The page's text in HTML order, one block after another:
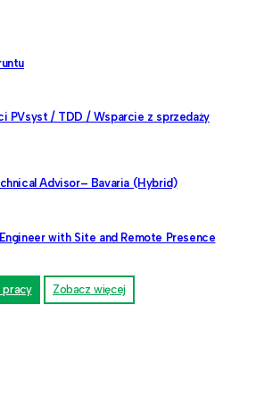
PVsyst / TDD / Wsparcie z sprzedaży
Advisor– Bavaria (Hybrid)
with Site and Remote Presence
pracy Zobacz więcej